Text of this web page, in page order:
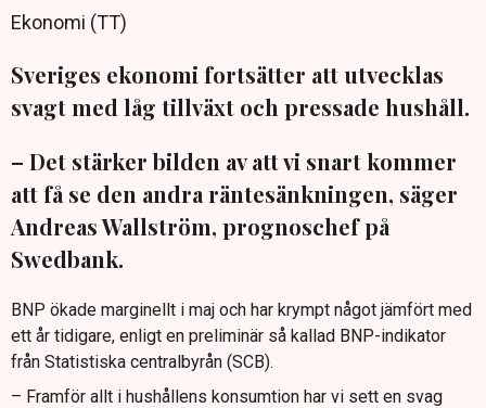
Ekonomi (TT)
Sveriges ekonomi fortsätter att utvecklas
svagt med låg tillväxt och pressade hushåll.
– Det stärker bilden av att vi snart kommer
att få se den andra räntesänkningen, säger
Andreas Wallström, prognoschef på
Swedbank.
BNP ökade marginellt i maj och har krympt något jämfört med
ett år tidigare, enligt en preliminär så kallad BNP-indikator
från Statistiska centralbyrån (SCB).
– Framför allt i hushållens konsumtion har vi sett en svag